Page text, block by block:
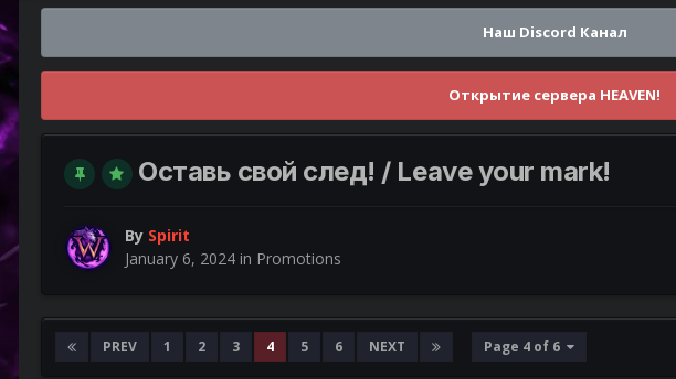
Наш Discord Канал
Открытие сервера HEAVEN!
Оставь свой след! / Leave your mark!
By Spirit
January 6, 2024 in Promotions
PREV 1 2 3 4 5 6 NEXT Page 4 of 6